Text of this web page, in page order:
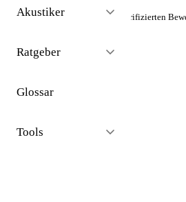
Akustiker
Ratgeber
Glossar
Tools
☆☆☆☆☆ Noch keine verifizierten